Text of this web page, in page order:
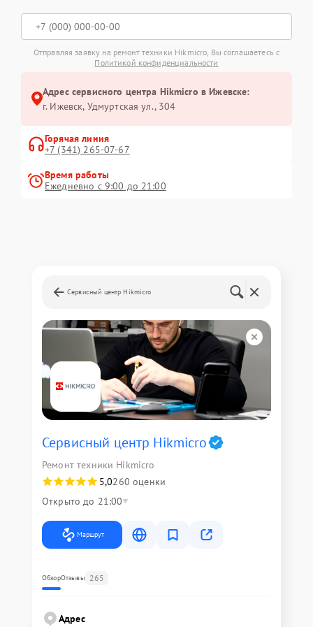
Отправляя заявку на ремонт техники Hikmicro, Вы соглашаетесь с
Политикой конфиденциальности
Адрес сервисного центра Hikmicro в Ижевске:
г. Ижевск, Удмуртская ул., 304
Горячая линия
+7 (341) 265-07-67
Время работы
Ежедневно с 9:00 до 21:00
Сервисный центр Hikmicro
Сервисный центр Hikmicro
Ремонт техники Hikmicro
5,0260 оценки
Открыто до 21:00
Маршрут
ОбзорОтзывы 265
Адрес